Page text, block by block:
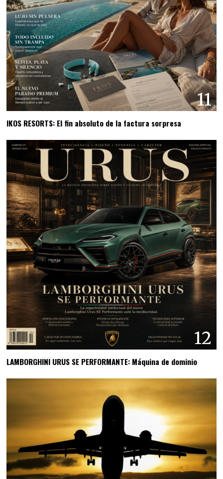
11
IKOS RESORTS: El fin absoluto de la factura sorpresa
12
LAMBORGHINI URUS SE PERFORMANTE: Máquina de dominio